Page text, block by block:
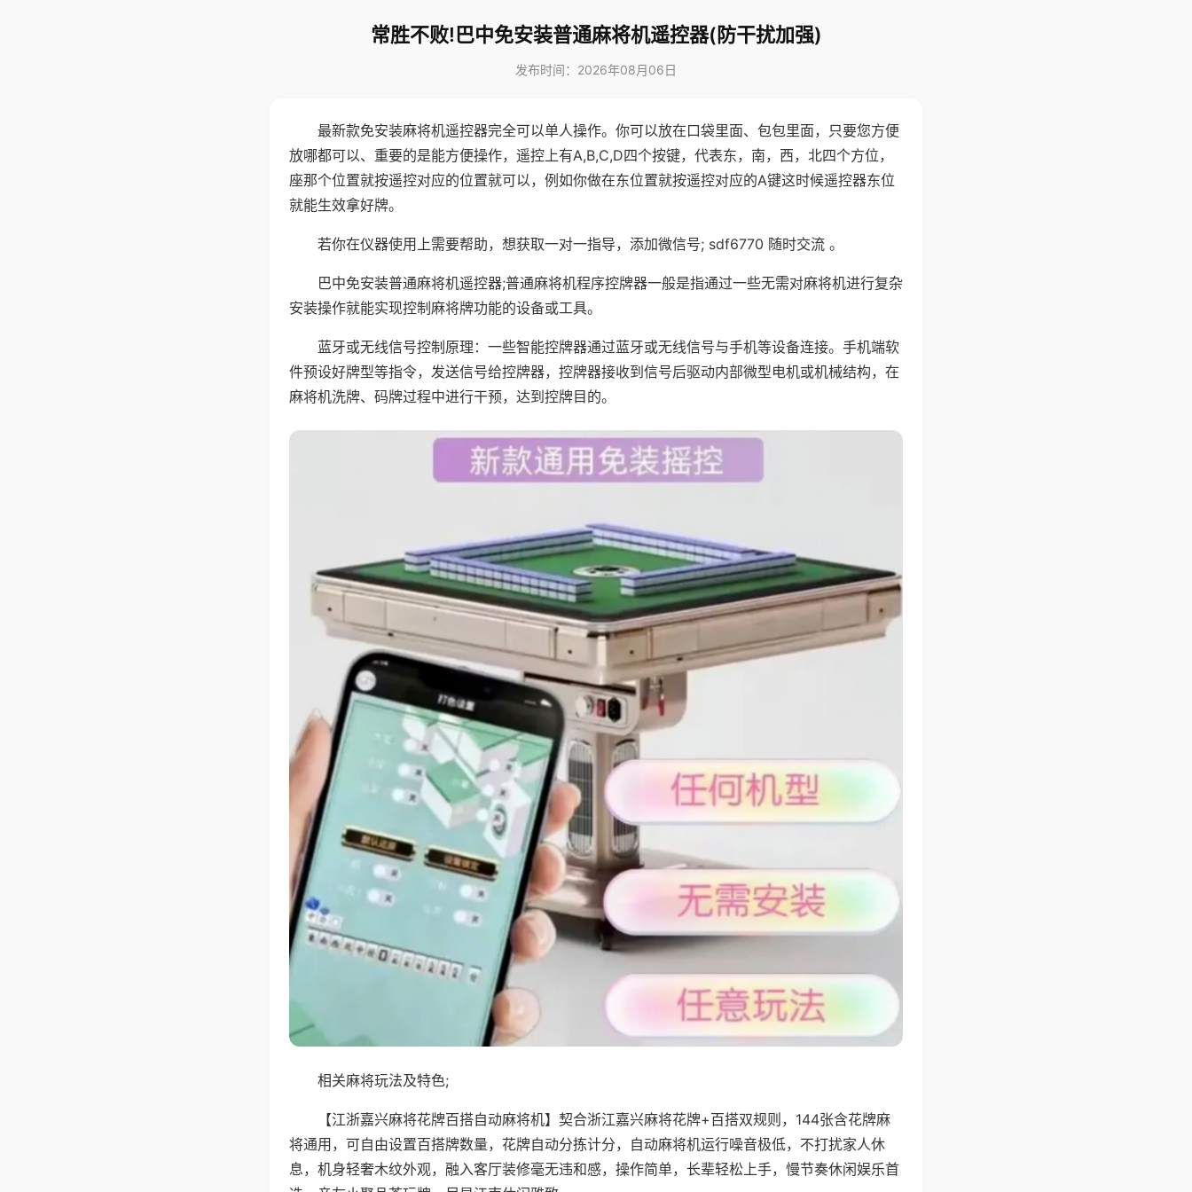
常胜不败!巴中免安装普通麻将机遥控器(防干扰加强)
发布时间：2026年08月06日
最新款免安装麻将机遥控器完全可以单人操作。你可以放在口袋里面、包包里面，只要您方便
放哪都可以、重要的是能方便操作，遥控上有A,B,C,D四个按键，代表东，南，西，北四个方位，
座那个位置就按遥控对应的位置就可以，例如你做在东位置就按遥控对应的A键这时候遥控器东位
就能生效拿好牌。
若你在仪器使用上需要帮助，想获取一对一指导，添加微信号; sdf6770 随时交流 。
巴中免安装普通麻将机遥控器;普通麻将机程序控牌器一般是指通过一些无需对麻将机进行复杂
安装操作就能实现控制麻将牌功能的设备或工具。
蓝牙或无线信号控制原理：一些智能控牌器通过蓝牙或无线信号与手机等设备连接。手机端软
件预设好牌型等指令，发送信号给控牌器，控牌器接收到信号后驱动内部微型电机或机械结构，在
麻将机洗牌、码牌过程中进行干预，达到控牌目的。
相关麻将玩法及特色;
【江浙嘉兴麻将花牌百搭自动麻将机】契合浙江嘉兴麻将花牌+百搭双规则，144张含花牌麻
将通用，可自由设置百搭牌数量，花牌自动分拣计分，自动麻将机运行噪音极低，不打扰家人休
息，机身轻奢木纹外观，融入客厅装修毫无违和感，操作简单，长辈轻松上手，慢节奏休闲娱乐首